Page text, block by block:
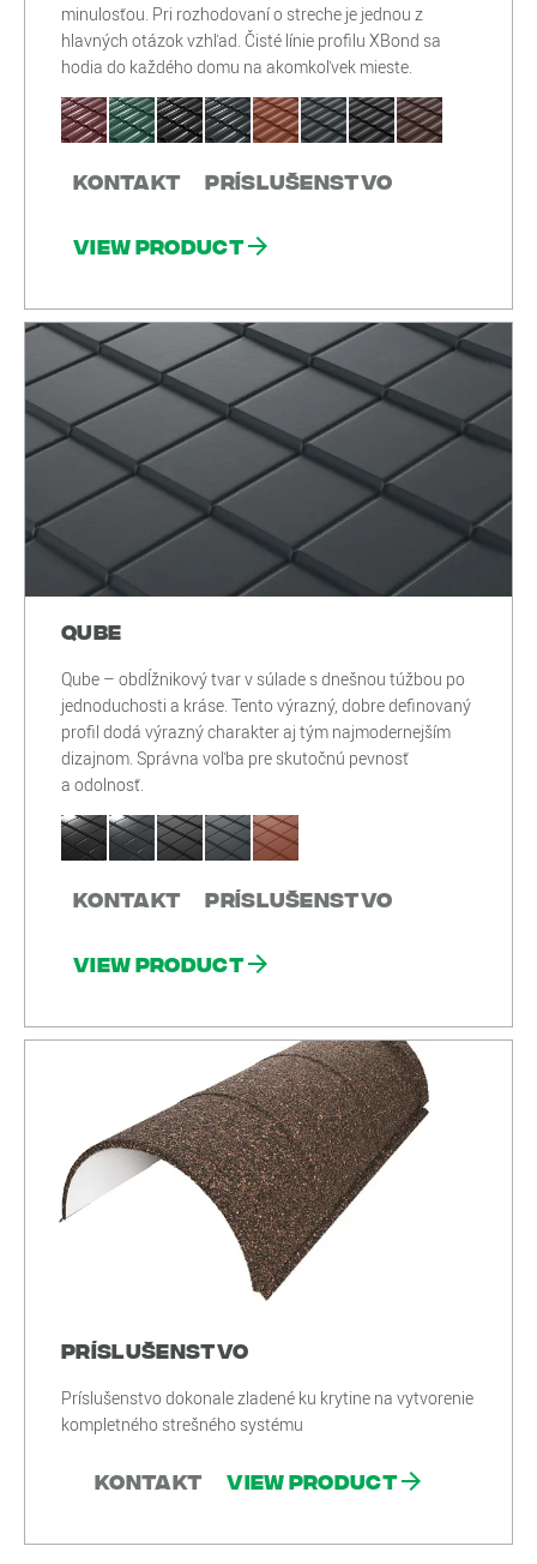
minulosťou. Pri rozhodovaní o streche je jednou z
hlavných otázok vzhľad. Čisté línie profilu XBond sa
hodia do každého domu na akomkoľvek mieste.
Kontakt Príslušenstvo
View product
Qube
Qube – obdĺžnikový tvar v súlade s dnešnou túžbou po
jednoduchosti a kráse. Tento výrazný, dobre definovaný
profil dodá výrazný charakter aj tým najmodernejším
dizajnom. Správna voľba pre skutočnú pevnosť
a odolnosť.
Kontakt Príslušenstvo
View product
Príslušenstvo
Príslušenstvo dokonale zladené ku krytine na vytvorenie
kompletného strešného systému
Kontakt View product